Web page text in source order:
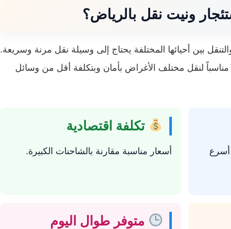
ونيت نقل بالرياض؟
بين أحيائها المختلفة يحتاج إلى وسيلة نقل مرنة وسريعة.
مناسباً لنقل مختلف الأغراض بأمان وبتكلفة أقل من وسائل
أسرع
تكلفة اقتصادية
أسعار مناسبة مقارنة بالشاحنات الكبيرة.
متوفر طوال اليوم